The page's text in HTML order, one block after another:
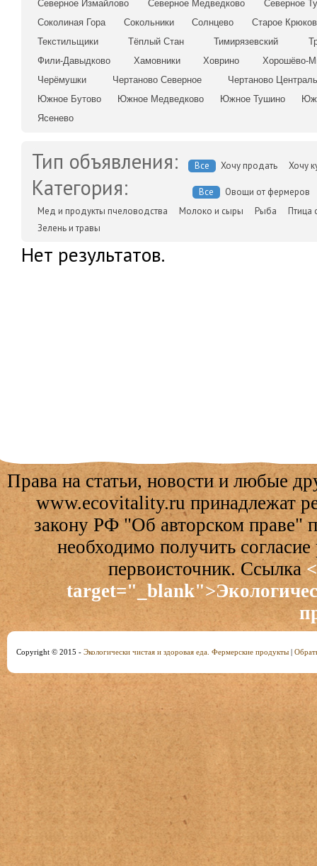
Северное Измайлово
Северное Медведково
Северное
Соколиная Гора
Сокольники Солнцево
Старое
Текстильщики
Тёплый Стан Тимирязевский
Фили-Давыдково
Хамовники Ховрино
Хорошёво-
Черёмушки
Чертаново Северное
Чертаново
Южное Бутово
Южное Медведково Южное Тушино
Ясенево
Тип объявления: Все Хочу продать Хочу
Категория: Все
Овощи от фермеров
Мед и продукты пчеловодства
Молоко и сыры Рыба
Птица
Зелень и травы
Нет результатов.
Права на статьи, новости и любые
www.ecovitality.ru принадлежат
закону РФ "Об авторском праве"
необходимо получить
первоисточник. Ссылка
Copyright © 2015 - Экологически чистая и здоровая еда. Фермерские продукты |